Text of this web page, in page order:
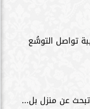
تواصل التوسُّع
عن منزل بل...